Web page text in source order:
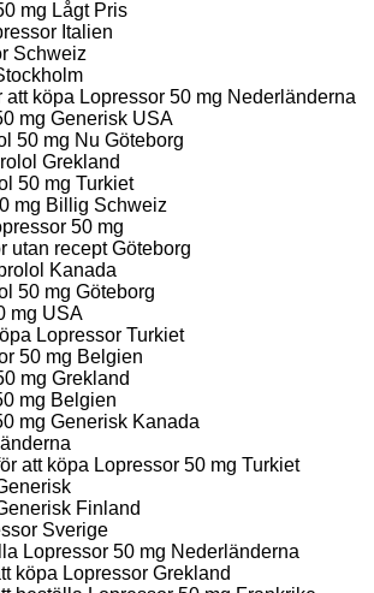
mg Lågt Pris
Italien
Schweiz
att köpa Lopressor 50 mg Nederländerna
mg Generisk USA
50 mg Nu Göteborg
Grekland
50 mg Turkiet
mg Billig Schweiz
50 mg
utan recept Göteborg
Kanada
50 mg Göteborg
mg USA
Lopressor Turkiet
50 mg Belgien
mg Grekland
mg Belgien
mg Generisk Kanada
att köpa Lopressor 50 mg Turkiet
Finland
Sverige
Lopressor 50 mg Nederländerna
köpa Lopressor Grekland